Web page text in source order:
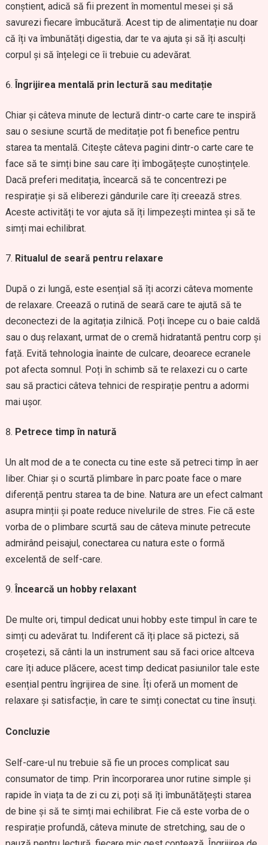
conștient, adică să fii prezent în momentul mesei și să
savurezi fiecare îmbucătură. Acest tip de alimentație nu doar
că îți va îmbunătăți digestia, dar te va ajuta și să îți asculți
corpul și să înțelegi ce îi trebuie cu adevărat.
Îngrijirea mentală prin lectură sau meditație
Chiar și câteva minute de lectură dintr-o carte care te inspiră
sau o sesiune scurtă de meditație pot fi benefice pentru
starea ta mentală. Citește câteva pagini dintr-o carte care te
face să te simți bine sau care îți îmbogățește cunoștințele.
Dacă preferi meditația, încearcă să te concentrezi pe
respirație și să eliberezi gândurile care îți creează stres.
Aceste activități te vor ajuta să îți limpezești mintea și să te
simți mai echilibrat.
Ritualul de seară pentru relaxare
După o zi lungă, este esențial să îți acorzi câteva momente
de relaxare. Creează o rutină de seară care te ajută să te
deconectezi de la agitația zilnică. Poți începe cu o baie caldă
sau o duș relaxant, urmat de o cremă hidratantă pentru corp și
față. Evită tehnologia înainte de culcare, deoarece ecranele
pot afecta somnul. Poți în schimb să te relaxezi cu o carte
sau să practici câteva tehnici de respirație pentru a adormi
mai ușor.
Petrece timp în natură
Un alt mod de a te conecta cu tine este să petreci timp în aer
liber. Chiar și o scurtă plimbare în parc poate face o mare
diferență pentru starea ta de bine. Natura are un efect calmant
asupra minții și poate reduce nivelurile de stres. Fie că este
vorba de o plimbare scurtă sau de câteva minute petrecute
admirând peisajul, conectarea cu natura este o formă
excelentă de self-care.
Încearcă un hobby relaxant
De multe ori, timpul dedicat unui hobby este timpul în care te
simți cu adevărat tu. Indiferent că îți place să pictezi, să
croșetezi, să cânti la un instrument sau să faci orice altceva
care îți aduce plăcere, acest timp dedicat pasiunilor tale este
esențial pentru îngrijirea de sine. Îți oferă un moment de
relaxare și satisfacție, în care te simți conectat cu tine însuți.
Concluzie
Self-care-ul nu trebuie să fie un proces complicat sau
consumator de timp. Prin încorporarea unor rutine simple și
rapide în viața ta de zi cu zi, poți să îți îmbunătățești starea
de bine și să te simți mai echilibrat. Fie că este vorba de o
respirație profundă, câteva minute de stretching, sau de o